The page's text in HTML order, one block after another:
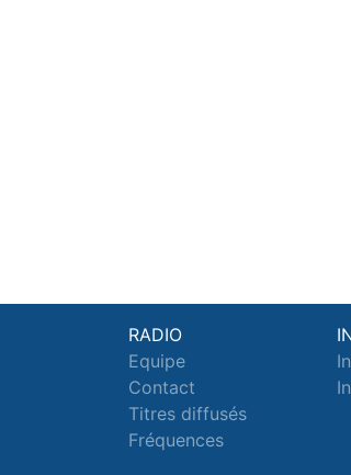
RADIO
Equipe
Contact
Titres diffusés
Fréquences